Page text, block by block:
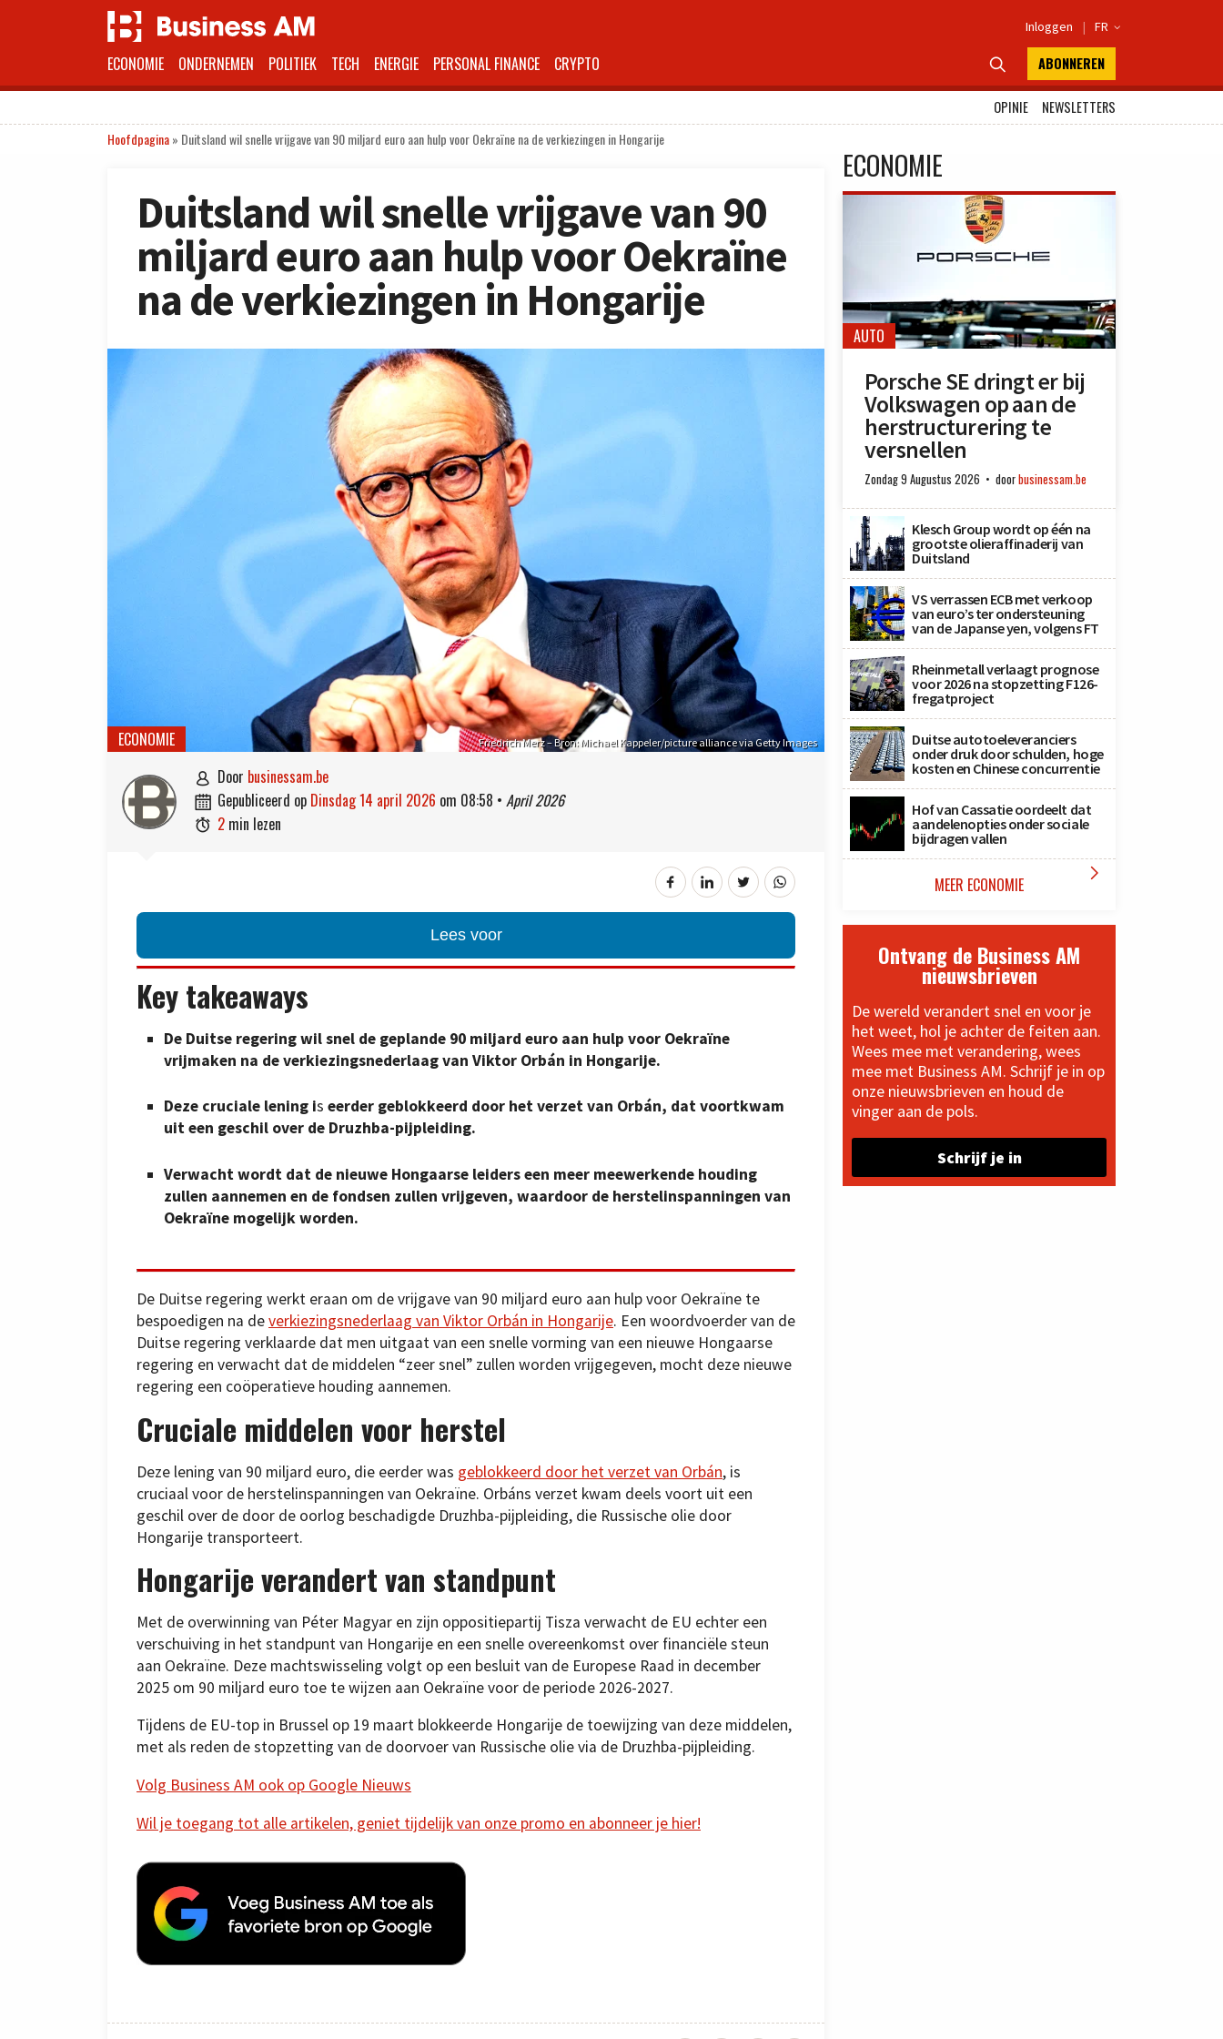
Inloggen | FR 
ECONOMIE ONDERNEMEN POLITIEK TECH ENERGIE PERSONAL FINANCE CRYPTO  ABONNEREN
OPINIE
NEWSLETTERS
Hoofdpagina» Duitsland wil snelle vrijgave van 90 miljard euro aan hulp voor Oekraïne na de verkiezingen in Hongarije
Duitsland wil snelle vrijgave van 90
miljard euro aan hulp voor Oekraïne
na de verkiezingen in Hongarije
Friedrich Merz – Bron: Michael Kappeler/picture alliance via Getty Images
ECONOMIE
 door businessam.be
 gepubliceerd op dinsdag 14 april 2026 om 08:58 • April 2026
 2 min lezen
Lees voor
Key takeaways
De Duitse regering wil snel de geplande 90 miljard euro aan hulp voor Oekraïne
vrijmaken na de verkiezingsnederlaag van Viktor Orbán in Hongarije.
Deze cruciale lening is eerder geblokkeerd door het verzet van Orbán, dat voortkwam
uit een geschil over de Druzhba-pijpleiding.
Verwacht wordt dat de nieuwe Hongaarse leiders een meer meewerkende houding
zullen aannemen en de fondsen zullen vrijgeven, waardoor de herstelinspanningen van
Oekraïne mogelijk worden.
De Duitse regering werkt eraan om de vrijgave van 90 miljard euro aan hulp voor Oekraïne te
bespoedigen na deverkiezingsnederlaag van Viktor Orbán in Hongarije. Een woordvoerder van de
Duitse regering verklaarde dat men uitgaat van een snelle vorming van een nieuwe Hongaarse
regering en verwacht dat de middelen “zeer snel” zullen worden vrijgegeven, mocht deze nieuwe
regering een coöperatieve houding aannemen.
Cruciale middelen voor herstel
Deze lening van 90 miljard euro, die eerder was geblokkeerd door het verzet van Orbán, is
cruciaal voor de herstelinspanningen van Oekraïne. Orbáns verzet kwam deels voort uit een
geschil over de door de oorlog beschadigde Druzhba-pijpleiding, die Russische olie door
Hongarije transporteert.
Hongarije verandert van standpunt
Met de overwinning van Péter Magyar en zijn oppositiepartij Tisza verwacht de EU echter een
verschuiving in het standpunt van Hongarije en een snelle overeenkomst over financiële steun
aan Oekraïne. Deze machtswisseling volgt op een besluit van de Europese Raad in december
2025 om 90 miljard euro toe te wijzen aan Oekraïne voor de periode 2026-2027.
Tijdens de EU-top in Brussel op 19 maart blokkeerde Hongarije de toewijzing van deze middelen,
met als reden de stopzetting van de doorvoer van Russische olie via de Druzhba-pijpleiding.
Volg Business AM ook op Google Nieuws
Wil je toegang tot alle artikelen, geniet tijdelijk van onze promo en abonneer je hier!
ECONOMIE
AUTO
Porsche SE dringt er bij
Volkswagen op aan de
herstructurering te
versnellen
Zondag 9 Augustus 2026 doorbusinessam.be
Klesch Group wordt op één na
grootste olieraffinaderij van
Duitsland
VS verrassen ECB met verkoop
van euro’s ter ondersteuning
van de Japanse yen, volgens FT
Rheinmetall verlaagt prognose
voor 2026 na stopzetting F126-
fregatproject
Duitse autotoeleveranciers
onder druk door schulden, hoge
kosten en Chinese concurrentie
Hof van Cassatie oordeelt dat
aandelenopties onder sociale
bijdragen vallen
MEER ECONOMIE 
Ontvang de Business AM
nieuwsbrieven
De wereld verandert snel en voor je
het weet, hol je achter de feiten aan.
Wees mee met verandering, wees
mee met Business AM. Schrijf je in op
onze nieuwsbrieven en houd de
vinger aan de pols.
Schrijf je in